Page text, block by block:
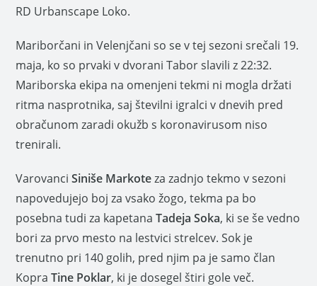
RD Urbanscape Loko.
Mariborčani in Velenjčani so se v tej sezoni srečali 19.
maja, ko so prvaki v dvorani Tabor slavili z 22:32.
Mariborska ekipa na omenjeni tekmi ni mogla držati
ritma nasprotnika, saj številni igralci v dnevih pred
obračunom zaradi okužb s koronavirusom niso
trenirali.
VarovanciSiniše Markoteza zadnjo tekmo v sezoni
napovedujejo boj za vsako žogo, tekma pa bo
posebna tudi za kapetanaTadeja Soka, ki se še vedno
bori za prvo mesto na lestvici strelcev. Sok je
trenutno pri 140 golih, pred njim pa je samo član
KopraTine Poklar, ki je dosegel štiri gole več.